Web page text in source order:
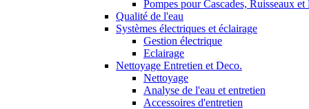
Pompes pour Cascades, Ruisseaux
Qualité de l'eau
Systèmes électriques et éclairage
Gestion électrique
Eclairage
Nettoyage Entretien et Deco.
Nettoyage
Analyse de l'eau et entretien
Accessoires d'entretien